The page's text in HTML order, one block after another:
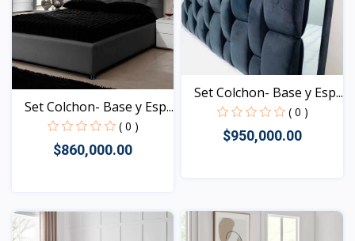
Set Colchon- Base y Esp...
( 0 )
$860,000.00
Vista
Set Colchon- Base y Esp...
( 0 )
$950,000.00